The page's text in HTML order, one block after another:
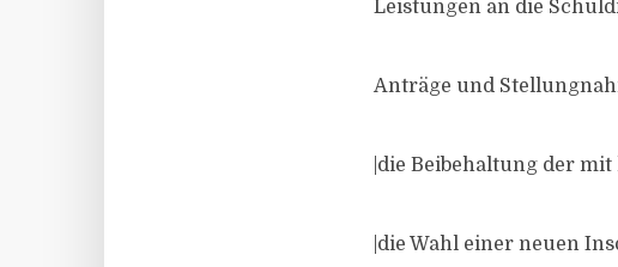
Leistungen an die
Anträge und
|die Beibehaltung der
|die Wahl einer neuen